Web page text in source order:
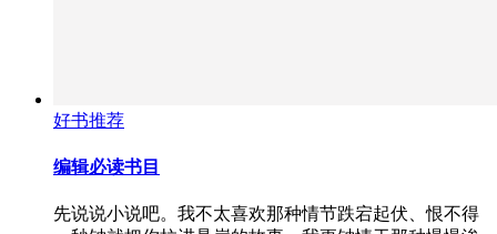
好书推荐
编辑必读书目
先说说小说吧。我不太喜欢那种情节跌宕起伏、恨不得